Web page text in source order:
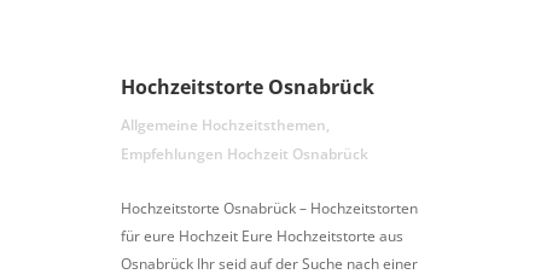
Hochzeitstorte Osnabrück
Allgemeine Hochzeitsthemen,
Empfehlungen Hochzeit Osnabrück
Hochzeitstorte Osnabrück – Hochzeitstorten
für eure Hochzeit Eure Hochzeitstorte aus
Osnabrück Ihr seid auf der Suche nach einer